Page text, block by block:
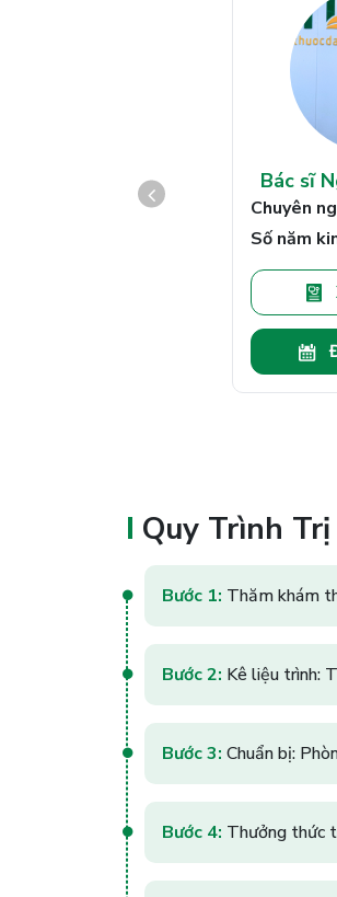
Mạnh Toàn Bác sĩ
Chuyên
Số năm
Quy Trình
Bước 1: Thăm khám
Bước 2: Kê liệu trình:
Bước 3: Chuẩn bị:
Bước 4: Thưởng thức